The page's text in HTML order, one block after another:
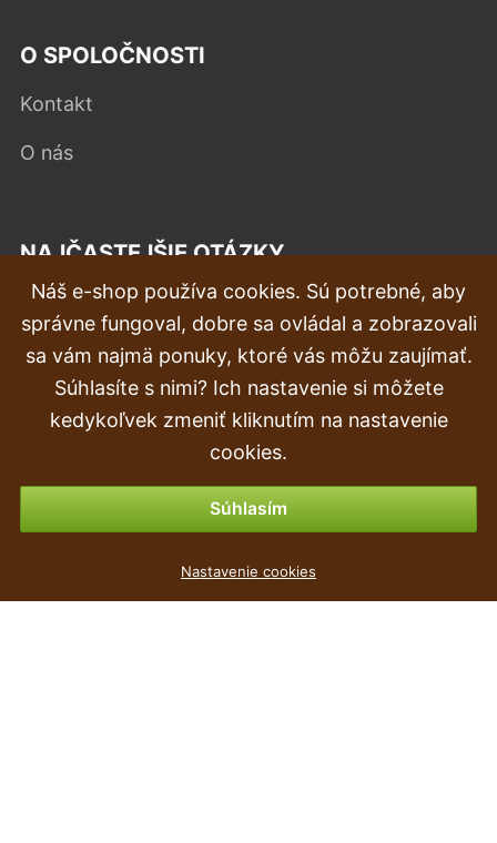
O SPOLOČNOSTI
Kontakt
O nás
NAJČASTEJŠIE OTÁZKY
Reklamácia
Doprava a doručenie
Objednávka
Vrátenie tovaru & vrátenie peňazí
Náš e-shop používa cookies. Sú potrebné, aby
správne fungoval, dobre sa ovládal a zobrazovali
sa vám najmä ponuky, ktoré vás môžu zaujímať.
Súhlasíte s nimi? Ich nastavenie si môžete
kedykoľvek zmeniť kliknutím na nastavenie
cookies.
Súhlasím
Nastavenie cookies